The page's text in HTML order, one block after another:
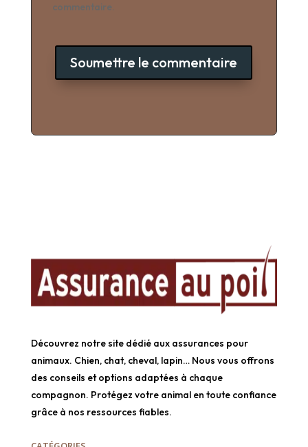
commentaire.
Soumettre le commentaire
Découvrez notre site dédié aux assurances pour
animaux. Chien, chat, cheval, lapin… Nous vous offrons
des conseils et options adaptées à chaque
compagnon. Protégez votre animal en toute confiance
grâce à nos ressources fiables.